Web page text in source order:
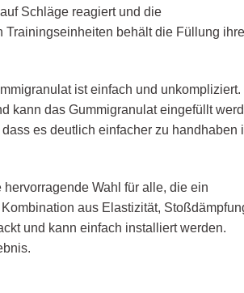
Schläge reagiert und die
Trainingseinheiten behält die Füllung ihre
ist einfach und unkompliziert.
kann das Gummigranulat eingefüllt
es deutlich einfacher zu handhaben
Wahl für alle, die ein
aus Elastizität,
und kann einfach installiert werden.